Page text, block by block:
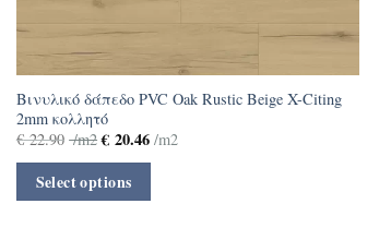
Βινυλικό δάπεδο PVC Oak Rustic Beige X-Citing
2mm κολλητό
€22.90 /m2 € 20.46 /m2
Select options